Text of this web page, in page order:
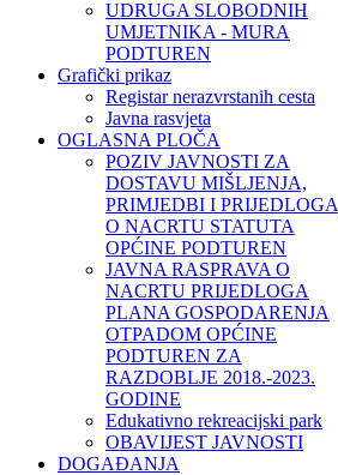
UDRUGA SLOBODNIH
UMJETNIKA - MURA
PODTUREN
Grafički prikaz
Registar nerazvrstanih cesta
Javna rasvjeta
OGLASNA PLOČA
POZIV JAVNOSTI ZA
DOSTAVU MIŠLJENJA,
PRIMJEDBI I PRIJEDLOGA
O NACRTU STATUTA
OPĆINE PODTUREN
JAVNA RASPRAVA O
NACRTU PRIJEDLOGA
PLANA GOSPODARENJA
OTPADOM OPĆINE
PODTUREN ZA
RAZDOBLJE 2018.-2023.
GODINE
Edukativno rekreacijski park
OBAVIJEST JAVNOSTI
DOGAĐANJA